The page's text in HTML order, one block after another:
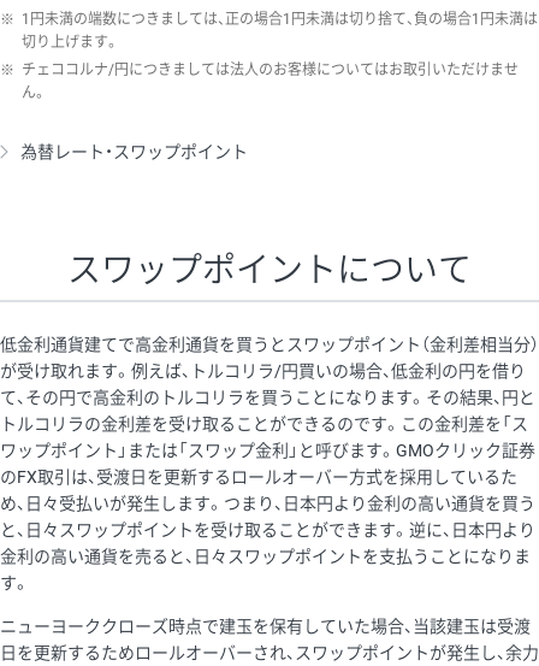
※ 1円未満の端数につきましては、正の場合1円未満は切り捨て、負の場合1円未満は
切り上げます。
※ チェココルナ/円につきましては法人のお客様についてはお取引いただけませ
ん。
為替レート・スワップポイント
スワップポイントについて
低金利通貨建てで高金利通貨を買うとスワップポイント（金利差相当分）
が受け取れます。例えば、トルコリラ/円買いの場合、低金利の円を借り
て、その円で高金利のトルコリラを買うことになります。その結果、円と
トルコリラの金利差を受け取ることができるのです。この金利差を「ス
ワップポイント」または「スワップ金利」と呼びます。GMOクリック証券
のFX取引は、受渡日を更新するロールオーバー方式を採用しているた
め、日々受払いが発生します。つまり、日本円より金利の高い通貨を買う
と、日々スワップポイントを受け取ることができます。逆に、日本円より
金利の高い通貨を売ると、日々スワップポイントを支払うことになりま
す。
ニューヨーククローズ時点で建玉を保有していた場合、当該建玉は受渡
日を更新するためロールオーバーされ、スワップポイントが発生し、余力